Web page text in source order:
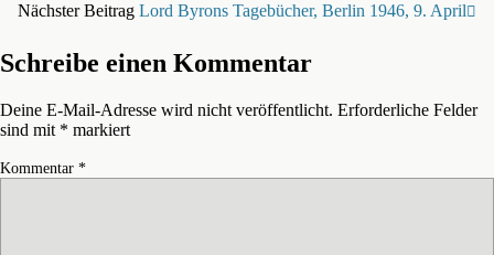
Nächster Beitrag Lord Byrons Tagebücher, Berlin 1946, 9. April
Schreibe einen Kommentar
Deine E-Mail-Adresse wird nicht veröffentlicht. Erforderliche Felder
sind mit * markiert
Kommentar *